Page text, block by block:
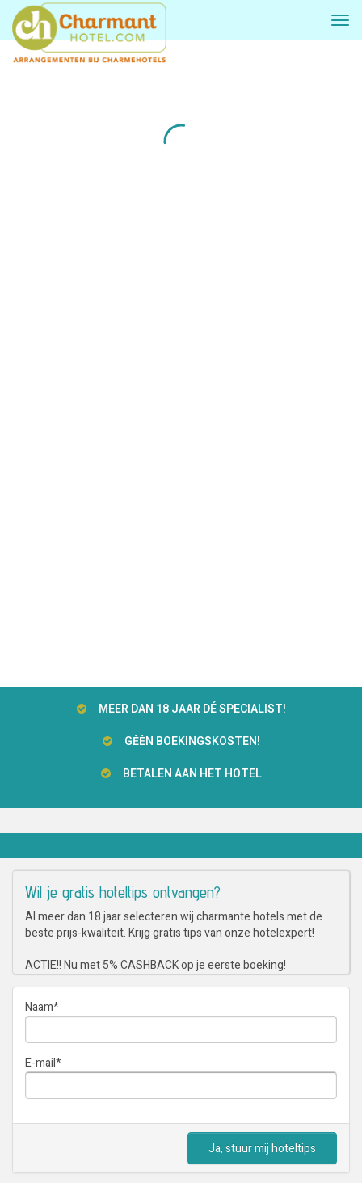
MEER DAN 18 JAAR DÉ SPECIALIST!
GĖĖN BOEKINGSKOSTEN!
BETALEN AAN HET HOTEL
Wil je gratis hoteltips ontvangen?
Al meer dan 18 jaar selecteren wij charmante hotels met de
beste prijs-kwaliteit. Krijg gratis tips van onze hotelexpert!
ACTIE!! Nu met 5% CASHBACK op je eerste boeking!
Naam*
E-mail*
Ja, stuur mij hoteltips